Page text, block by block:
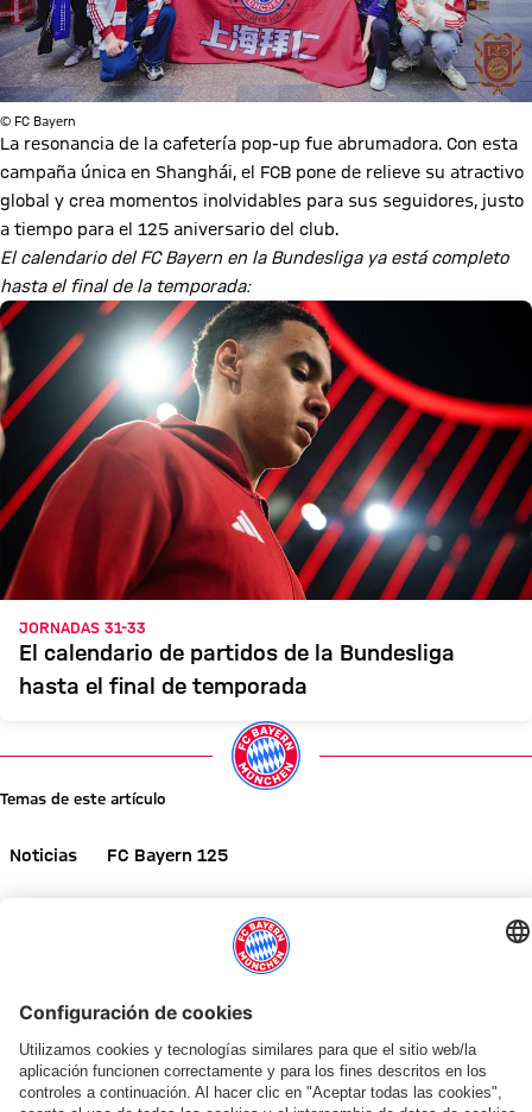
© FC Bayern
La resonancia de la cafetería pop-up fue abrumadora. Con esta
campaña única en Shanghái, el FCB pone de relieve su atractivo
global y crea momentos inolvidables para sus seguidores, justo
a tiempo para el 125 aniversario del club.
El calendario del FC Bayern en la Bundesliga ya está completo
hasta el final de la temporada:
JORNADAS 31-33
El calendario de partidos de la Bundesliga
hasta el final de temporada
Temas de este artículo
Noticias FC Bayern 125
NOTICIAS RELACIONADAS
ENTREVISTA
VÍDEO
ENTREVISTA
¡INFÓRMATE AHORA!
Liveticker
REVISTA DE SOCIOS 51
Previa
AUDI SUMMER TOUR 2026
Resumen:
FINAL DE LA GIRA POR ASIA
Victorias,
TRAS EL AUDI FOOTBALL SUMMIT
Vincent
AUDI FOOTBALL SUMMIT
GALERÍA
GALERÍA
GALERÍA